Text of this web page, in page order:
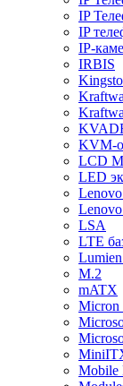
IP
IP
IP-
IRBIS
KVM-
LCD
LED
LSA
LTE
M.2
mATX
Micron
Mobile